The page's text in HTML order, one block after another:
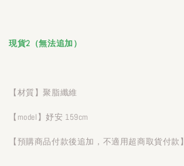
現貨2（無法追加）
【材質】聚脂纖維
【model】妤安 159cm
【預購商品付款後追加，不適用超商取貨付款】